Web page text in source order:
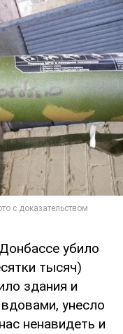
убило
тысяч)
здания и
унесло
ненавидеть и